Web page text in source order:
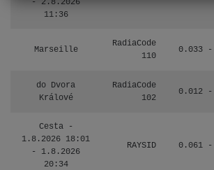
- 2.8.2026
11:36
Marseille
RadiaCode
110
0.033 -
do Dvora
Králové
RadiaCode
102
0.012 -
Cesta -
1.8.2026 18:01
- 1.8.2026
20:34
RAYSID 0.061 -